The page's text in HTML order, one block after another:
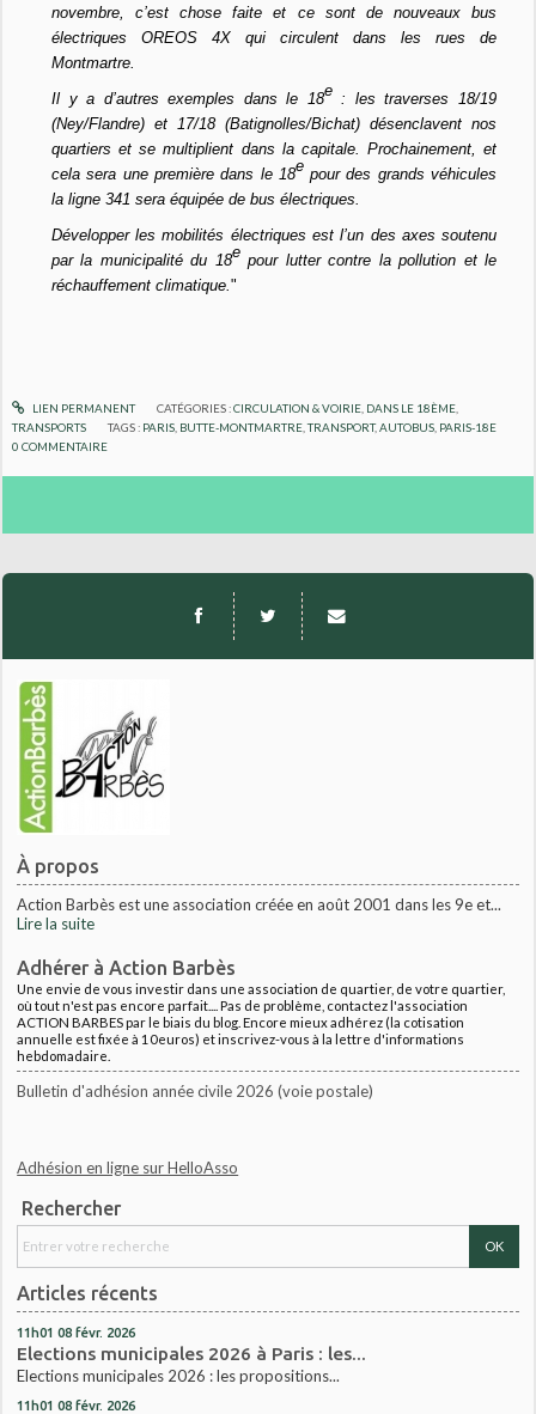
À propos
Action Barbès est une association créée en août 2001 dans les 9e et...
Lire la suite
Adhérer à Action Barbès
Une envie de vous investir dans une association de quartier, de votre quartier,
où tout n'est pas encore parfait.... Pas de problème, contactez l'association
ACTION BARBES par le biais du blog. Encore mieux adhérez (la cotisation
annuelle est fixée à 10euros) et inscrivez-vous à la lettre d'informations
hebdomadaire.
Bulletin d'adhésion année civile 2026 (voie postale)
Adhésion en ligne sur HelloAsso
Rechercher
Articles récents
11h01 08 févr. 2026
Elections municipales 2026 à Paris : les...
Elections municipales 2026 : les propositions...
11h01 08 févr. 2026
novembre, c’est chose faite et ce sont de nouveaux bus
électriques OREOS 4X qui circulent dans les rues de
Montmartre.
Il y a d’autres exemples dans le 18e : les traverses 18/19
(Ney/Flandre) et 17/18 (Batignolles/Bichat) désenclavent nos
quartiers et se multiplient dans la capitale. Prochainement, et
cela sera une première dans le 18e pour des grands véhicules
la ligne 341 sera équipée de bus électriques.
Développer les mobilités électriques est l’un des axes soutenu
par la municipalité du 18e pour lutter contre la pollution et le
réchauffement climatique."
LIEN PERMANENT CATÉGORIES :CIRCULATION & VOIRIE, DANS LE 18ÈME,
TRANSPORTS
TAGS : PARIS BUTTE-MONTMARTRE ,TRANSPORT,AUTOBUS PARIS-18E
0 COMMENTAIRE